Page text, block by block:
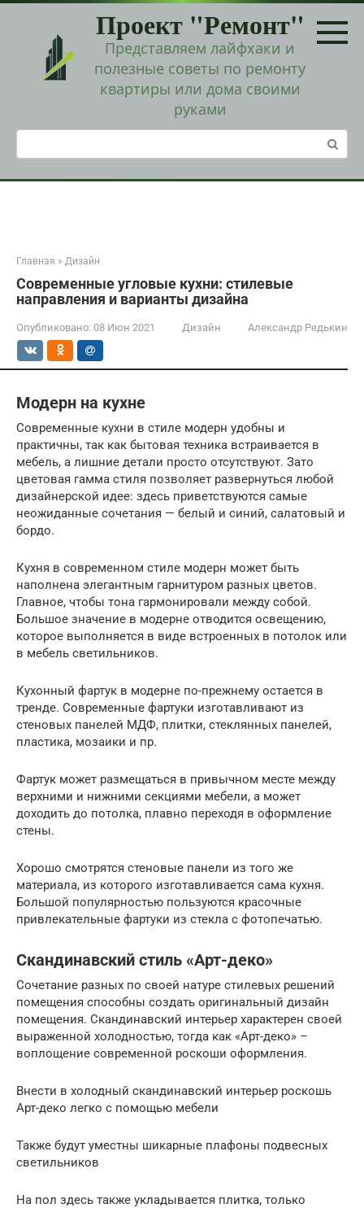
Перейти
Проект "Ремонт"
Представляем лайфхаки и
полезные советы по ремонту
квартиры или дома своими
руками
Поиск:
Главная » Дизайн
Современные угловые кухни: стилевые
направления и варианты дизайна
Опубликовано: 08 Июн 2021 Дизайн Александр Редькин
Модерн на кухне
Современные кухни в стиле модерн удобны и
практичны, так как бытовая техника встраивается в
мебель, а лишние детали просто отсутствуют. Зато
цветовая гамма стиля позволяет развернуться любой
дизайнерской идее: здесь приветствуются самые
неожиданные сочетания — белый и синий, салатовый и
бордо.
Кухня в современном стиле модерн может быть
наполнена элегантным гарнитуром разных цветов.
Главное, чтобы тона гармонировали между собой.
Большое значение в модерне отводится освещению,
которое выполняется в виде встроенных в потолок или
в мебель светильников.
Кухонный фартук в модерне по-прежнему остается в
тренде. Современные фартуки изготавливают из
стеновых панелей МДФ, плитки, стеклянных панелей,
пластика, мозаики и пр.
Фартук может размещаться в привычном месте между
верхними и нижними секциями мебели, а может
доходить до потолка, плавно переходя в оформление
стены.
Хорошо смотрятся стеновые панели из того же
материала, из которого изготавливается сама кухня.
Большой популярностью пользуются красочные
привлекательные фартуки из стекла с фотопечатью.
Скандинавский стиль «Арт-деко»
Сочетание разных по своей натуре стилевых решений
помещения способны создать оригинальный дизайн
помещения. Скандинавский интерьер характерен своей
выраженной холодностью, тогда как «Арт-деко» –
воплощение современной роскоши оформления.
Внести в холодный скандинавский интерьер роскошь
Арт-деко легко с помощью мебели
Также будут уместны шикарные плафоны подвесных
светильников
На пол здесь также укладывается плитка, только